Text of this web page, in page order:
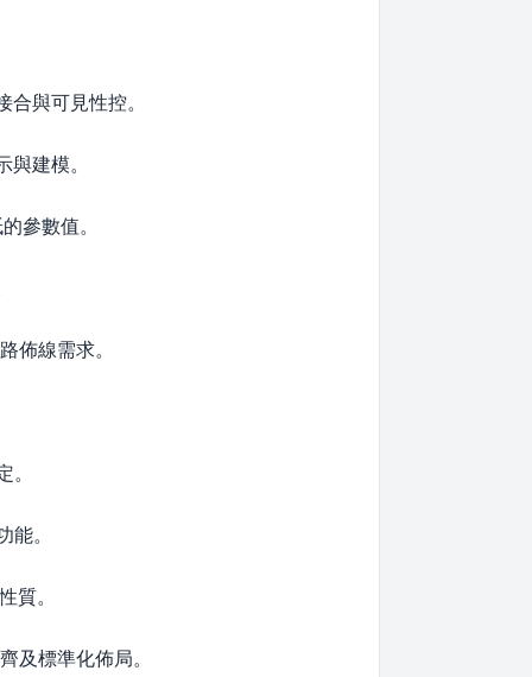
與可見性控。
建模。
參數值。
佈線需求。
。
質。
及標準化佈局。